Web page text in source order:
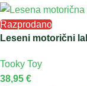
Razprodano
Leseni motorični
Tooky Toy
38,95 €